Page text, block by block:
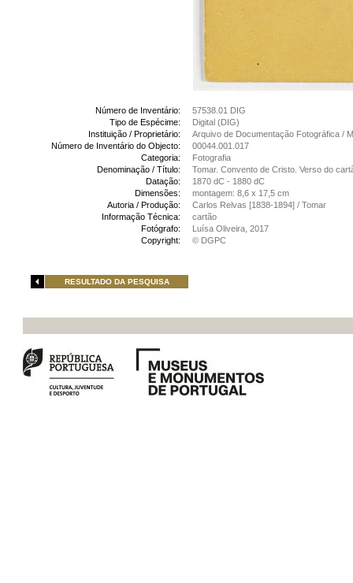
Número de Inventário:
57538.01 DIG
Tipo de Espécime:
Digital (DIG)
Instituição / Proprietário:
Arquivo de Documentação Fotográfica /
Número de Inventário do Objecto:
00044.001.017
Categoria:
Fotografia
Denominação / Título:
Tomar. Convento de Cristo. Verso do
Datação:
1870 dC - 1880 dC
Dimensões:
montagem: 8,6 x 17,5 cm
Autoria / Produção:
Carlos Relvas [1838-1894] / Tomar
Informação Técnica:
cartão
Fotógrafo:
Luísa Oliveira, 2017
Copyright:
© DGPC
RESULTADO DA PESQUISA